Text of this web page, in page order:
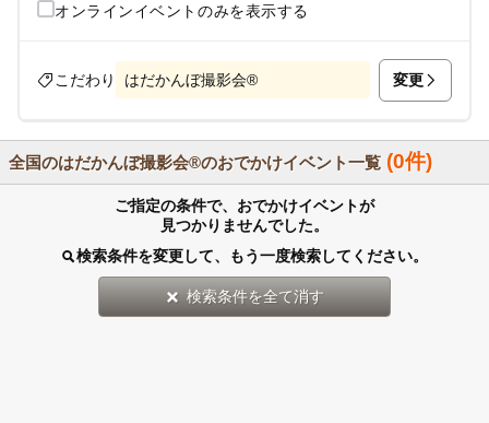
オンラインイベントのみを表示する
こだわり はだかんぼ撮影会®︎ 変更
全国のはだかんぼ撮影会®︎のおでかけイベント一覧 (0件)
ご指定の条件で、おでかけイベントが
見つかりませんでした。
検索条件を変更して、もう一度検索してください。
検索条件を全て消す